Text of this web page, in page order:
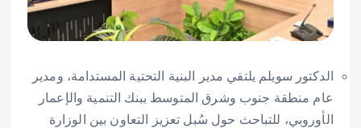
سويلم يلتقي مدير البنية التحتية المستدامة، ومدير
جنوب وشرق المتوسط ببنك التنمية والإعمار
للتباحث حول سُبل تعزيز التعاون بين الوزارة